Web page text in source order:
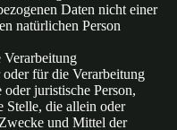
Daten nicht einer
natürlichen Person
für die Verarbeitung
juristische Person,
Stelle, die allein oder
und Mittel der